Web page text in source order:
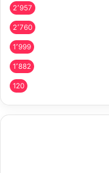
2٬957
2٬760
1٬999
1٬882
120